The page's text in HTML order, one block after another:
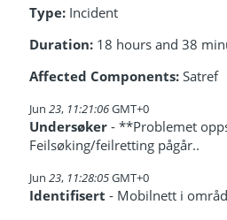
Type: Incident
Duration: 18 hours and 38
Affected Components: Satref
Jun 23, 11:21:06GMT+0
Undersøker - **Problemet
Feilsøking/feilretting pågår..
Jun 23, 11:28:05GMT+0
Identifisert - Mobilnett i